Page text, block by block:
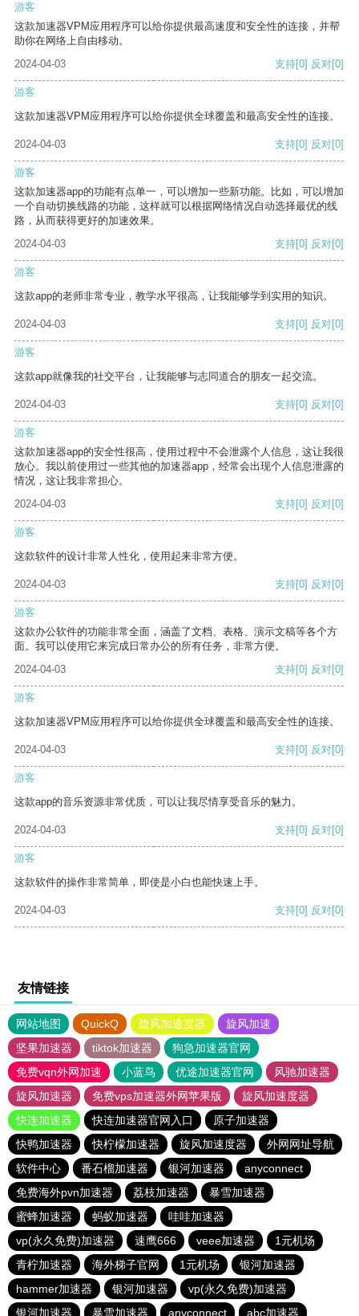
游客
这款加速器VPM应用程序可以给你提供最高速度和安全性的连接，并帮
助你在网络上自由移动。
2024-04-03
支持[0] 反对[0]
游客
这款加速器VPM应用程序可以给你提供全球覆盖和最高安全性的连接。
2024-04-03 支持[0] 反对[0]
游客
这款加速器app的功能有点单一，可以增加一些新功能。比如，可以增加
一个自动切换线路的功能，这样就可以根据网络情况自动选择最优的线
路，从而获得更好的加速效果。
2024-04-03
支持[0] 反对[0]
游客
这款app的老师非常专业，教学水平很高，让我能够学到实用的知识。
2024-04-03 支持[0] 反对[0]
游客
这款app就像我的社交平台，让我能够与志同道合的朋友一起交流。
2024-04-03 支持[0] 反对[0]
游客
这款加速器app的安全性很高，使用过程中不会泄露个人信息，这让我很
放心。我以前使用过一些其他的加速器app，经常会出现个人信息泄露的
情况，这让我非常担心。
2024-04-03
支持[0] 反对[0]
游客
这款软件的设计非常人性化，使用起来非常方便。
2024-04-03 支持[0] 反对[0]
游客
这款办公软件的功能非常全面，涵盖了文档、表格、演示文稿等各个方
面。我可以使用它来完成日常办公的所有任务，非常方便。
2024-04-03
支持[0] 反对[0]
游客
这款加速器VPM应用程序可以给你提供全球覆盖和最高安全性的连接。
2024-04-03 支持[0] 反对[0]
游客
这款app的音乐资源非常优质，可以让我尽情享受音乐的魅力。
2024-04-03 支持[0] 反对[0]
游客
这款软件的操作非常简单，即使是小白也能快速上手。
2024-04-03 支持[0] 反对[0]
友情链接
网站地图 QuickQ 旋风加速度器
旋风加速
坚果加速器
tiktok加速器
狗急加速器官网
免费vqn外网加速
小蓝鸟 优途加速器官网
风驰加速器
旋风加速器
免费vps加速器外网苹果版
旋风加速度器
快连加速器
快连加速器官网入口
原子加速器
快鸭加速器
快柠檬加速器 旋风加速度器
外网网址导航
软件中心
番石榴加速器 银河加速器
anyconnect
免费海外pvn加速器
荔枝加速器
暴雪加速器
蜜蜂加速器
蚂蚁加速器
哇哇加速器
vp(永久免费)加速器
速鹰666 veee加速器
1元机场
青柠加速器
海外梯子官网 1元机场
银河加速器
hammer加速器
银河加速器
vp(永久免费)加速器
银河加速器
暴雪加速器 anyconnect abc加速器